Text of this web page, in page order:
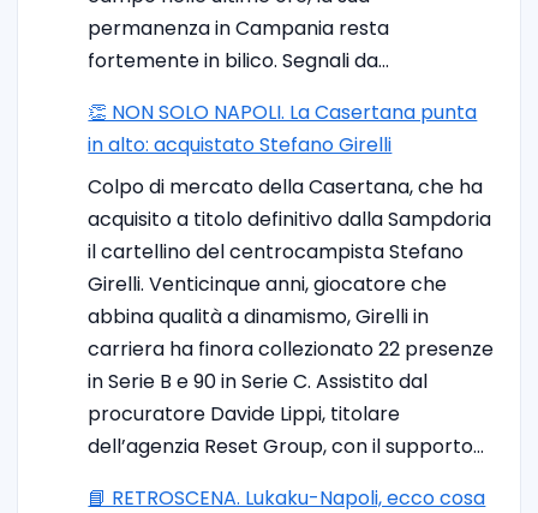
permanenza in Campania resta
fortemente in bilico. Segnali da…
👏 NON SOLO NAPOLI. La Casertana punta
in alto: acquistato Stefano Girelli
Colpo di mercato della Casertana, che ha
acquisito a titolo definitivo dalla Sampdoria
il cartellino del centrocampista Stefano
Girelli. Venticinque anni, giocatore che
abbina qualità a dinamismo, Girelli in
carriera ha finora collezionato 22 presenze
in Serie B e 90 in Serie C. Assistito dal
procuratore Davide Lippi, titolare
dell’agenzia Reset Group, con il supporto…
📘 RETROSCENA. Lukaku-Napoli, ecco cosa